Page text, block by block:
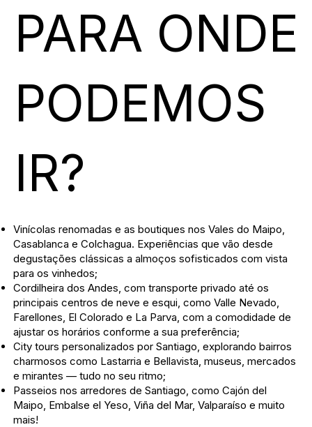
PARA ONDE
PODEMOS
IR?
Vinícolas renomadas e as boutiques nos Vales do Maipo,
Casablanca e Colchagua. Experiências que vão desde
degustações clássicas a almoços sofisticados com vista
para os vinhedos;
Cordilheira dos Andes, com transporte privado até os
principais centros de neve e esqui, como Valle Nevado,
Farellones, El Colorado e La Parva, com a comodidade de
ajustar os horários conforme a sua preferência;
City tours personalizados por Santiago, explorando bairros
charmosos como Lastarria e Bellavista, museus, mercados
e mirantes — tudo no seu ritmo;
Passeios nos arredores de Santiago, como Cajón del
Maipo, Embalse el Yeso, Viña del Mar, Valparaíso e muito
mais!